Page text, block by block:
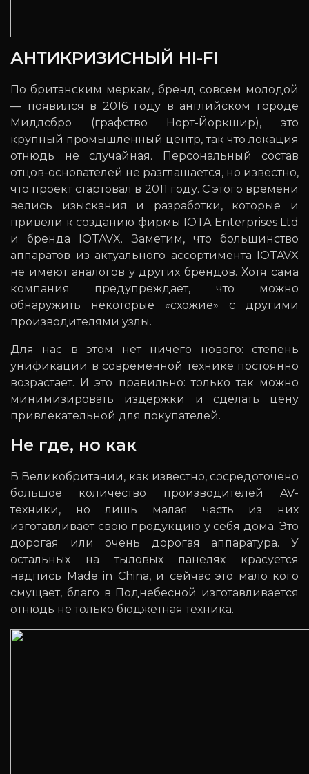
АНТИКРИЗИСНЫЙ HI-FI
По британским меркам, бренд совсем молодой
— появился в 2016 году в английском городе
Мидлсбро (графство Норт-Йоркшир), это
крупный промышленный центр, так что локация
отнюдь не случайная. Персональный состав
отцов-основателей не разглашается, но известно,
что проект стартовал в 2011 году. С этого времени
велись изыскания и разработки, которые и
привели к созданию фирмы IOTA Enterprises Ltd
и бренда IOTAVX. Заметим, что большинство
аппаратов из актуального ассортимента IOTAVX
не имеют аналогов у других брендов. Хотя сама
компания предупреждает, что можно
обнаружить некоторые «схожие» с другими
производителями узлы.
Для нас в этом нет ничего нового: степень
унификации в современной технике постоянно
возрастает. И это правильно: только так можно
минимизировать издержки и сделать цену
привлекательной для покупателей.
Не где, но как
В Великобритании, как известно, сосредоточено
большое количество производителей AV-
техники, но лишь малая часть из них
изготавливает свою продукцию у себя дома. Это
дорогая или очень дорогая аппаратура. У
остальных на тыловых панелях красуется
надпись Made in China, и сейчас это мало кого
смущает, благо в Поднебесной изготавливается
отнюдь не только бюджетная техника.